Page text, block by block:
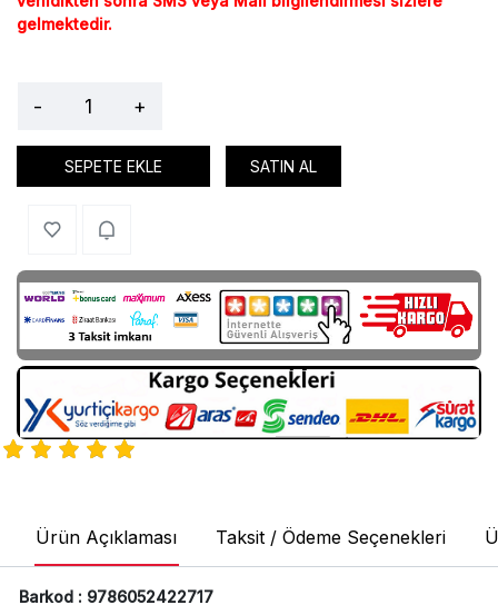
gelmektedir.
- +
SEPETE EKLE SATIN AL
Ürün Açıklaması Taksit / Ödeme Seçenekleri
Barkod : 9786052422717